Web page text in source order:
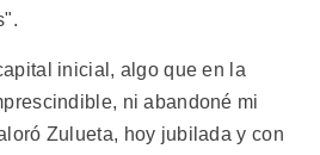
inicial, algo que en la
ni abandoné mi
Zulueta, hoy jubilada y con